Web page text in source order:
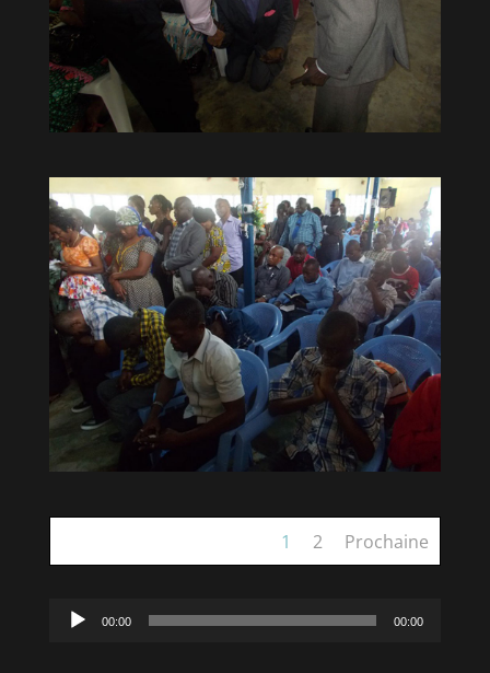
1 2 Prochaine
Lecteur
00:00 00:00